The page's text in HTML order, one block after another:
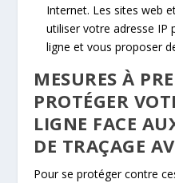
Internet. Les sites web
utiliser votre adresse IP
ligne et vous proposer
MESURES À
PROTÉGER
LIGNE FACE
DE TRAÇAGE
Pour se protéger contre